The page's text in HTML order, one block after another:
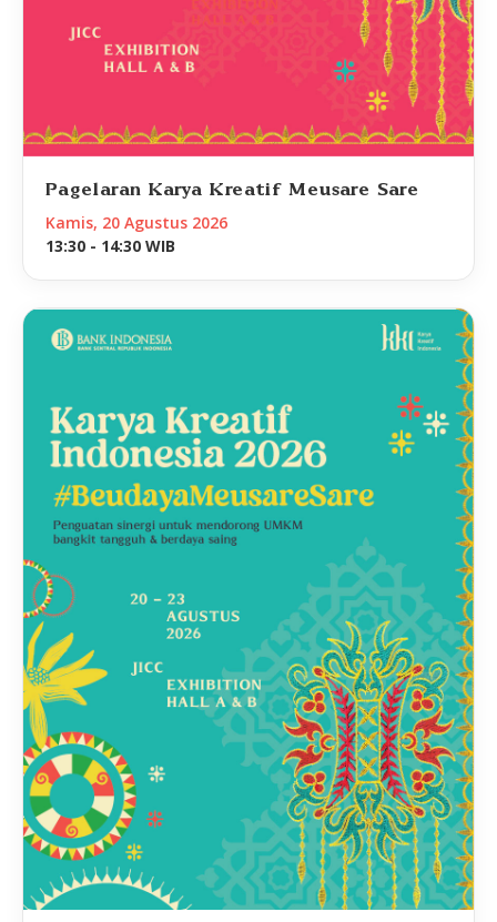
Pagelaran Karya Kreatif Meusare Sare
Kamis, 20 Agustus 2026
13:30 - 14:30 WIB